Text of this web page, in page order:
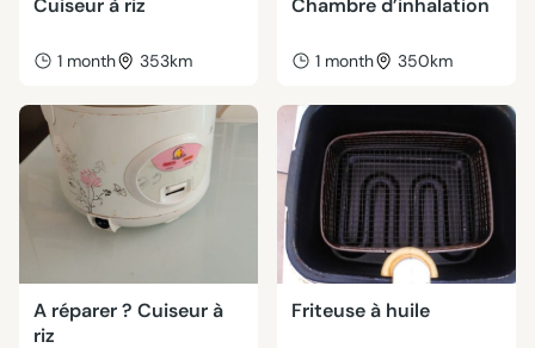
Cuiseur à riz
1 month 353km
Chambre d’inhalation
1 month 350km
A réparer ? Cuiseur à
riz
Friteuse à huile